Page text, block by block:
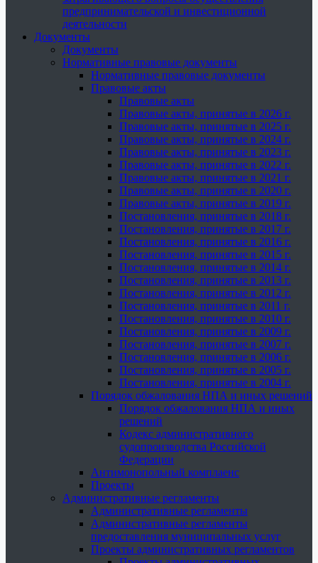
предпринимательской и инвестиционной
деятельности
Документы
Документы
Нормативные правовые документы
Нормативные правовые документы
Правовые акты
Правовые акты
Правовые акты, принятые в 2026 г.
Правовые акты, принятые в 2025 г.
Правовые акты, принятые в 2024 г.
Правовые акты, принятые в 2023 г.
Правовые акты, принятые в 2022 г.
Правовые акты, принятые в 2021 г.
Правовые акты, принятые в 2020 г.
Правовые акты, принятые в 2019 г.
Постановления, принятые в 2018 г.
Постановления, принятые в 2017 г.
Постановления, принятые в 2016 г.
Постановления, принятые в 2015 г.
Постановления, принятые в 2014 г.
Постановления, принятые в 2013 г.
Постановления, принятые в 2012 г.
Постановления, принятые в 2011 г.
Постановления, принятые в 2010 г.
Постановления, принятые в 2009 г.
Постановления, принятые в 2007 г.
Постановления, принятые в 2006 г.
Постановления, принятые в 2005 г.
Постановления, принятые в 2004 г.
Порядок обжалования НПА и иных решений
Порядок обжалования НПА и иных
решений
Кодекс административного
судопроизводства Российской
Федерации
Антимонопольный комплаенс
Проекты
Административные регламенты
Административные регламенты
Административные регламенты
предоставления муниципальных услуг
Проекты административных регламентов